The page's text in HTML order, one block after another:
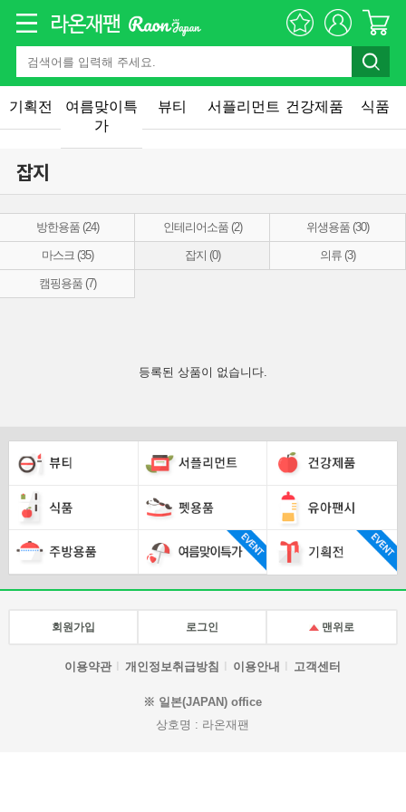
기획전
여름맞이특
가
뷰티 서플리먼트 건강제품 식품
잡지
방한용품 (24) 인테리어소품 (2) 위생용품 (30)
마스크 (35) 잡지 (0) 의류 (3)
캠핑용품 (7)
등록된 상품이 없습니다.
회원가입 로그인 맨위로
이용약관 개인정보취급방침 이용안내 고객센터
※ 일본(JAPAN) office
상호명 : 라온재팬